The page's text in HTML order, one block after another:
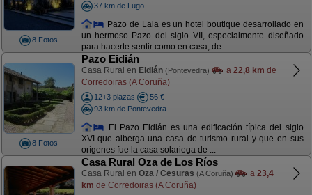
8 Fotos
37 km de Lugo
Pazo de Laia es un hotel boutique desarrollado en
un hermoso Pazo del siglo VII, especialmente diseñado
para hacerte sentir como en casa, de ...
8 Fotos
Pazo Eidián
Casa Rural en Eidián (Pontevedra) a 22,8 km de
Corredoiras (A Coruña)
12+3 plazas
56 €
93 km de Pontevedra
El Pazo Eidián es una edificación típica del siglo
XVI que alberga una casa de turismo rural y que en sus
orígenes fue la casa solariega de ...
Casa Rural Oza de Los Ríos
Casa Rural en Oza / Cesuras (A Coruña) a 23,4
km de Corredoiras (A Coruña)